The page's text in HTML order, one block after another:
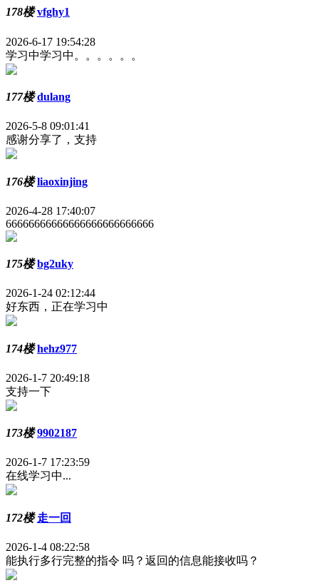
178楼 vfghy1
2026-6-17 19:54:28
学习中学习中。。。。。。
177楼 dulang
2026-5-8 09:01:41
感谢分享了，支持
176楼 liaoxinjing
2026-4-28 17:40:07
66666666666666666666666666
175楼 bg2uky
2026-1-24 02:12:44
好东西，正在学习中
174楼 hehz977
2026-1-7 20:49:18
支持一下
173楼 9902187
2026-1-7 17:23:59
在线学习中...
172楼 走一回
2026-1-4 08:22:58
能执行多行完整的指令 吗？返回的信息能接收吗？